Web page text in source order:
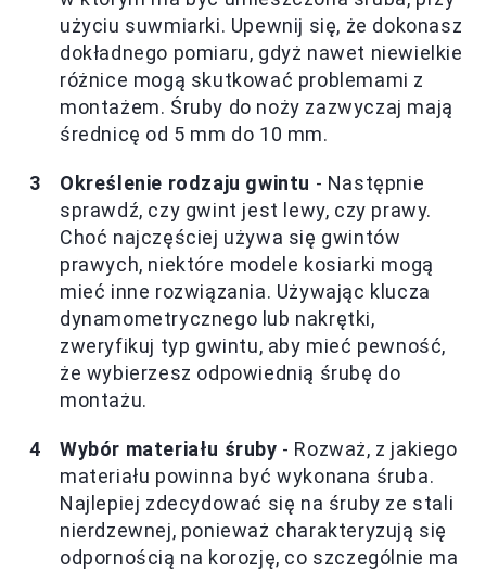
użyciu suwmiarki. Upewnij się, że dokonasz
dokładnego pomiaru, gdyż nawet niewielkie
różnice mogą skutkować problemami z
montażem. Śruby do noży zazwyczaj mają
średnicę od 5 mm do 10 mm.
Określenie rodzaju gwintu - Następnie
sprawdź, czy gwint jest lewy, czy prawy.
Choć najczęściej używa się gwintów
prawych, niektóre modele kosiarki mogą
mieć inne rozwiązania. Używając klucza
dynamometrycznego lub nakrętki,
zweryfikuj typ gwintu, aby mieć pewność,
że wybierzesz odpowiednią śrubę do
montażu.
Wybór materiału śruby - Rozważ, z jakiego
materiału powinna być wykonana śruba.
Najlepiej zdecydować się na śruby ze stali
nierdzewnej, ponieważ charakteryzują się
odpornością na korozję, co szczególnie ma